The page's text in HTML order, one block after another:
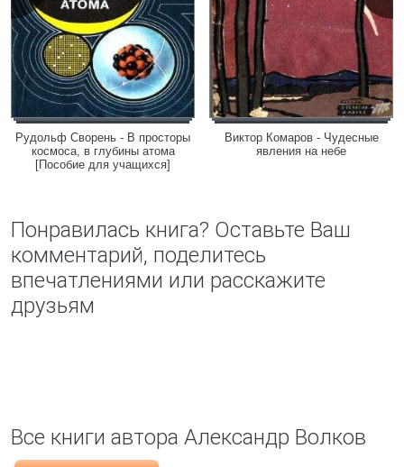
Рудольф Сворень - В просторы
космоса, в глубины атома
[Пособие для учащихся]
Виктор Комаров - Чудесные
явления на небе
Понравилась книга? Оставьте Ваш
комментарий, поделитесь
впечатлениями или расскажите
друзьям
Все книги автора Александр Волков